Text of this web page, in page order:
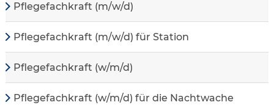
Pflegefachkraft (m/w/d)
Pflegefachkraft (m/w/d) für Station
Pflegefachkraft (w/m/d)
Pflegefachkraft (w/m/d) für die Nachtwache